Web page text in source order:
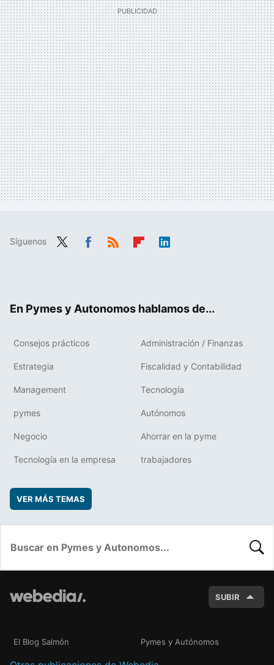
Síguenos
En Pymes y Autonomos hablamos de...
Consejos prácticos Administración / Finanzas
Estrategia Fiscalidad y Contabilidad
Management Tecnología
pymes Autónomos
Negocio Ahorrar en la pyme
Tecnología en la empresa trabajadores
VER MÁS TEMAS
SUBIR
El Blog Salmón Pymes y Autónomos